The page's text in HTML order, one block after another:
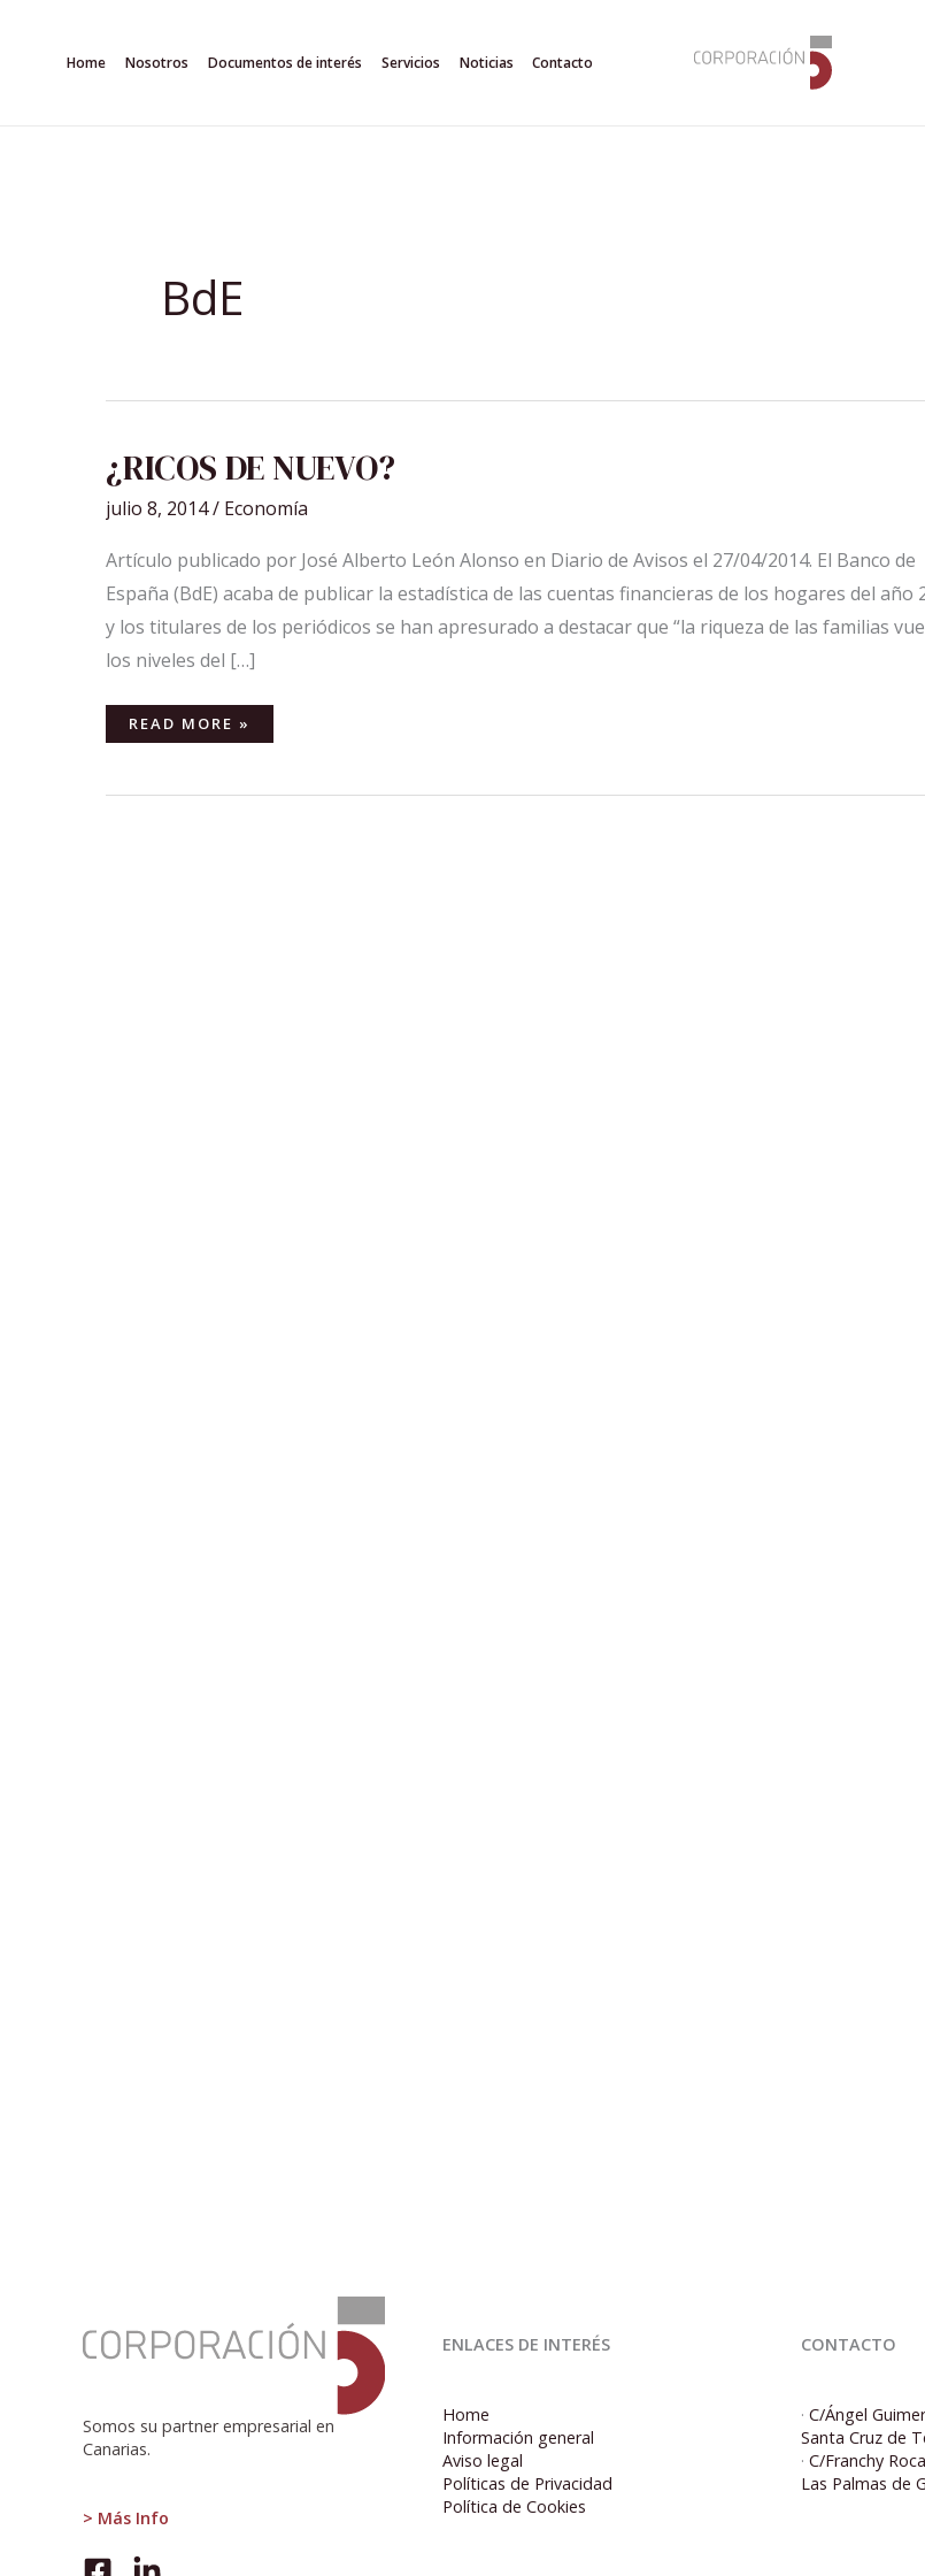
Home Nosotros Documentos de interés Servicios Noticias Contacto
BdE
¿RICOS DE NUEVO?
julio 8, 2014/ Economía
Artículo publicado por José Alberto León Alonso en Diario de Avisos el 27/04/2014. El Banco de
España (BdE) acaba de publicar la estadística de las cuentas financieras de los hogares del año
y los titulares de los periódicos se han apresurado a destacar que “la riqueza de las familias
los niveles del […]
¿RICOS
DE
NUEVO?
READ MORE »
Somos su partner empresarial en
Canarias.
> Más Info
¿RICOS
DE
ENLACES DE INTERÉS
Home
Información general
Aviso legal
Políticas de Privacidad
Política de Cookies
CONTACTO
· C/Ángel
Santa Cruz de
· C/Franchy
Las Palmas de